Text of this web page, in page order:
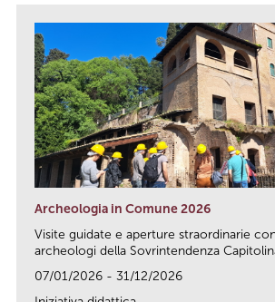
Archeologia in Comune 2026
Visite guidate e aperture straordinarie
archeologi della Sovrintendenza
07/01/2026 - 31/12/2026